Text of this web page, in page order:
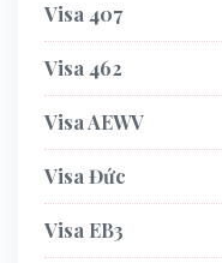
Visa 407
Visa 462
Visa AEWV
Visa Đức
Visa EB3